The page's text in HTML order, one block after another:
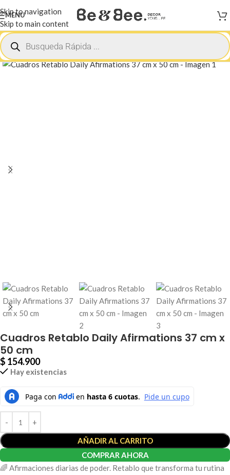
Skip to navigation
Skip to main content
MENU
Inicio Mistico
Cuadros Retablo Daily Afirmations 37 cm x
50 cm
$ 154.900
Hay existencias
AÑADIR AL CARRITO
COMPRAR AHORA
🌈 Afirmaciones diarias de poder. Retablo que transforma tu rutina